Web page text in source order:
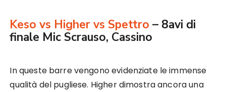
Keso vs Higher vs Spettro – 8avi di
finale Mic Scrauso, Cassino
In queste barre vengono evidenziate le immense
qualità del pugliese. Higher dimostra ancora una